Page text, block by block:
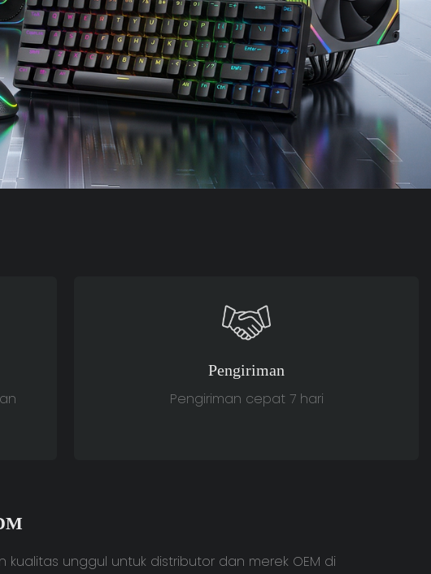
Pengiriman
Pengiriman cepat 7 hari
unggul untuk distributor dan merek OEM di